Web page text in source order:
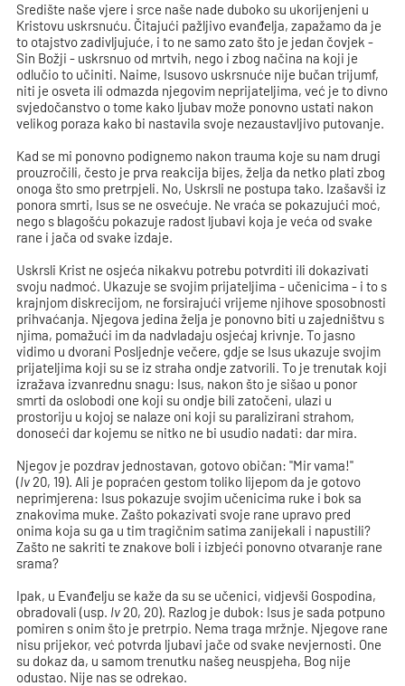
Središte naše vjere i srce naše nade duboko su ukorijenjeni u
Kristovu uskrsnuću. Čitajući pažljivo evanđelja, zapažamo da je
to otajstvo zadivljujuće, i to ne samo zato što je jedan čovjek -
Sin Božji - uskrsnuo od mrtvih, nego i zbog načina na koji je
odlučio to učiniti. Naime, Isusovo uskrsnuće nije bučan trijumf,
niti je osveta ili odmazda njegovim neprijateljima, već je to divno
svjedočanstvo o tome kako ljubav može ponovno ustati nakon
velikog poraza kako bi nastavila svoje nezaustavljivo putovanje.
Kad se mi ponovno podignemo nakon trauma koje su nam drugi
prouzročili, često je prva reakcija bijes, želja da netko plati zbog
onoga što smo pretrpjeli. No, Uskrsli ne postupa tako. Izašavši iz
ponora smrti, Isus se ne osvećuje. Ne vraća se pokazujući moć,
nego s blagošću pokazuje radost ljubavi koja je veća od svake
rane i jača od svake izdaje.
Uskrsli Krist ne osjeća nikakvu potrebu potvrditi ili dokazivati
svoju nadmoć. Ukazuje se svojim prijateljima - učenicima - i to s
krajnjom diskrecijom, ne forsirajući vrijeme njihove sposobnosti
prihvaćanja. Njegova jedina želja je ponovno biti u zajedništvu s
njima, pomažući im da nadvladaju osjećaj krivnje. To jasno
vidimo u dvorani Posljednje večere, gdje se Isus ukazuje svojim
prijateljima koji su se iz straha ondje zatvorili. To je trenutak koji
izražava izvanrednu snagu: Isus, nakon što je sišao u ponor
smrti da oslobodi one koji su ondje bili zatočeni, ulazi u
prostoriju u kojoj se nalaze oni koji su paralizirani strahom,
donoseći dar kojemu se nitko ne bi usudio nadati: dar mira.
Njegov je pozdrav jednostavan, gotovo običan: "Mir vama!"
(Iv 20, 19). Ali je popraćen gestom toliko lijepom da je gotovo
neprimjerena: Isus pokazuje svojim učenicima ruke i bok sa
znakovima muke. Zašto pokazivati svoje rane upravo pred
onima koja su ga u tim tragičnim satima zanijekali i napustili?
Zašto ne sakriti te znakove boli i izbjeći ponovno otvaranje rane
srama?
Ipak, u Evanđelju se kaže da su se učenici, vidjevši Gospodina,
obradovali (usp. Iv 20, 20). Razlog je dubok: Isus je sada potpuno
pomiren s onim što je pretrpio. Nema traga mržnje. Njegove rane
nisu prijekor, već potvrda ljubavi jače od svake nevjernosti. One
su dokaz da, u samom trenutku našeg neuspjeha, Bog nije
odustao. Nije nas se odrekao.